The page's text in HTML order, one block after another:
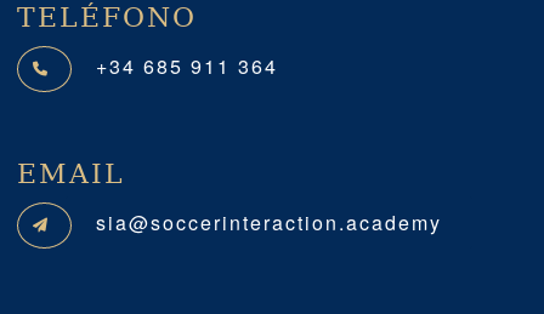
TELÉFONO
+34 685 911 364
EMAIL
sia@soccerinteraction.academy